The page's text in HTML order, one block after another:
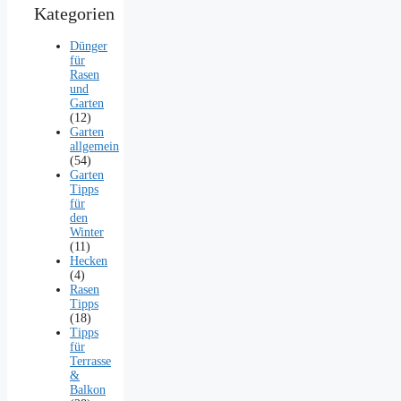
Kategorien
Dünger
für
Rasen
und
Garten
(12)
Garten
allgemein
(54)
Garten
Tipps
für
den
Winter
(11)
Hecken
(4)
Rasen
Tipps
(18)
Tipps
für
Terrasse
&
Balkon